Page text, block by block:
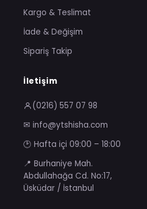
Kargo & Teslimat
İade & Değişim
Sipariş Takip
İletişim
(0216) 557 07 98
✉ info@ytshisha.com
🕑 Hafta içi 09:00 – 18:00
📍 Burhaniye Mah.
Abdullahağa Cd. No:17,
Üsküdar / İstanbul